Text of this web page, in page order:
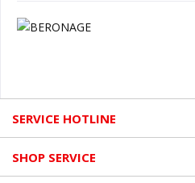
SERVICE HOTLINE
SHOP SERVICE